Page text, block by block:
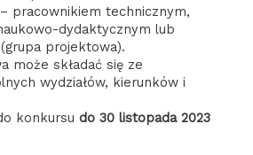
pracownikiem technicznym,
dydaktycznym lub
projektowa).
może składać się ze
wydziałów, kierunków i
konkursu do 30 listopada 2023